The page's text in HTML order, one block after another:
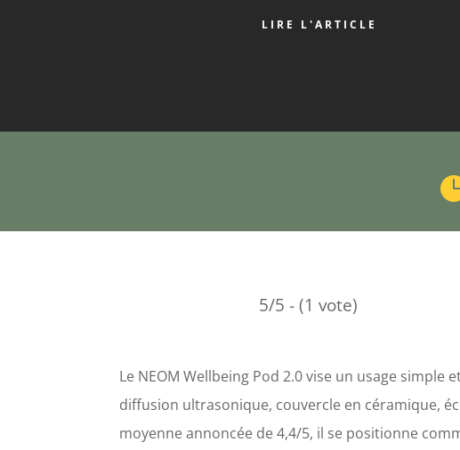
LIRE L'ARTICLE
5/5 - (1 vote)
Le NEOM Wellbeing Pod 2.0 vise un usage simple
diffusion ultrasonique, couvercle en céramique,
moyenne annoncée de 4,4/5, il se positionne